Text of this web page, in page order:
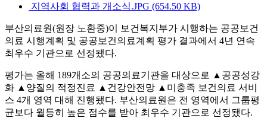
지역사회 협력과 개소식.JPG (654.50 KB)
부산의료원(원장 노환중)이 보건복지부가 시행하는 공공보건
의료 시행계획 및 공공보건의료계획 평가 결과에서 4년 연속
최우수 기관으로 선정됐다.
평가는 올해 189개소의 공공의료기관을 대상으로 ▲공공성강
화 ▲양질의 적정진료 ▲건강안전망 ▲미충족 보건의료 서비
스 4개 영역 대해 진행됐다. 부산의료원은 전 영역에서 그룹평
균보다 월등히 높은 점수를 받아 최우수 기관으로 선정됐다.